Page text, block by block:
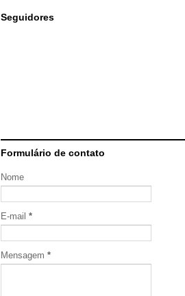
Seguidores
Formulário de contato
Nome
E-mail *
Mensagem *